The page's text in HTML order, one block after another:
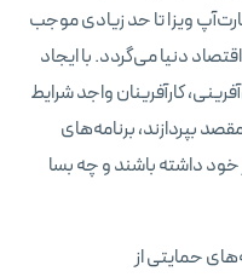
ویزا تا حد زیادی موجب
دنیا می‌گردد. با ایجاد
کارآفرینان واجد شرایط
بپردازند، برنامه‌های
داشته باشند و چه بسا
حمایتی از